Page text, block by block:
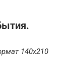
140х210